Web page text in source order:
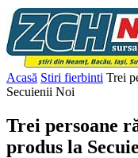
Acasă Stiri fierbinti Trei
Secuienii Noi
Trei persoane
produs la